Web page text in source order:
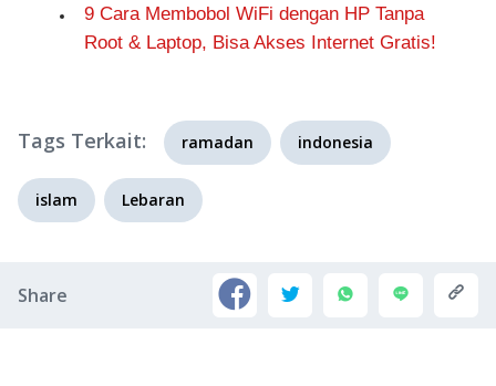
9 Cara Membobol WiFi dengan HP Tanpa
Root & Laptop, Bisa Akses Internet Gratis!
Tags Terkait: ramadan indonesia
islam Lebaran
Share